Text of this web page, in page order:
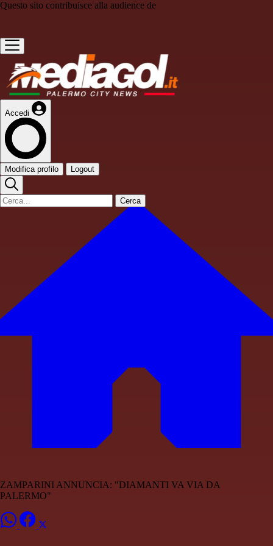
Questo sito contribuisce alla audience de
Accedi
Modifica profilo Logout
Cerca
ZAMPARINI ANNUNCIA: "DIAMANTI VA VIA DA
PALERMO"